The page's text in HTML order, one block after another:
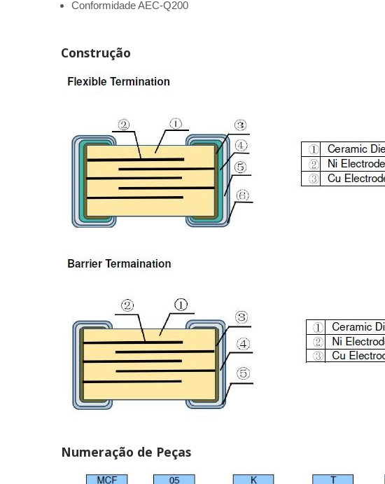
Conformidade AEC-Q200
Construção
Numeração de Peças